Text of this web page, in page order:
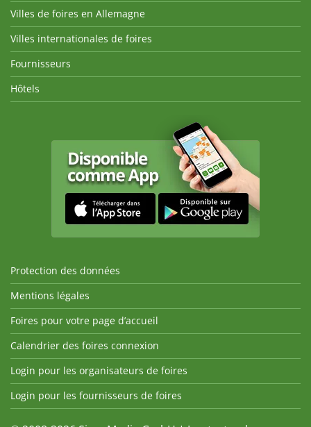
Villes de foires en Allemagne
Villes internationales de foires
Fournisseurs
Hôtels
Protection des données
Mentions légales
Foires pour votre page d’accueil
Calendrier des foires connexion
Login pour les organisateurs de foires
Login pour les fournisseurs de foires